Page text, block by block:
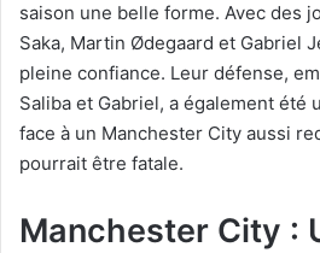
saison une belle forme. Avec des
Saka, Martin Ødegaard et Gabriel
pleine confiance. Leur défense,
Saliba et Gabriel, a également été
face à un Manchester City aussi
pourrait être fatale.
Manchester City :